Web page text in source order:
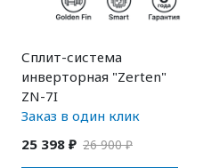
Сплит-система
инверторная "Zerten"
ZN-7I
Заказ в один клик
25 398 ₽ 26 900 ₽